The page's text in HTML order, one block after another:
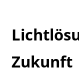
Zukunft